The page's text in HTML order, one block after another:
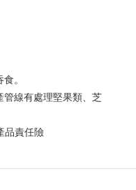
。
線有處理堅果類、芝
品責任險